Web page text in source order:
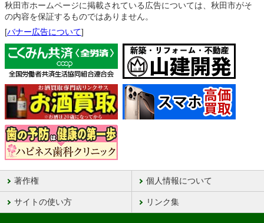
秋田市ホームページに掲載されている広告については、秋田市がそ
の内容を保証するものではありません。
[バナー広告について]
著作権 個人情報について
サイトの使い方 リンク集